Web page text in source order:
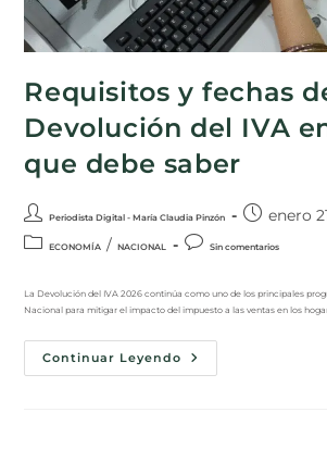
Requisitos y fechas
Devolución del IVA
que debe saber
Periodista Digital - María Claudia Pinzón enero
ECONOMÍA / NACIONAL Sin comentarios
La Devolución del IVA 2026 continúa como uno de los principales
Nacional para mitigar el impacto del impuesto a las ventas en los
Continuar Leyendo